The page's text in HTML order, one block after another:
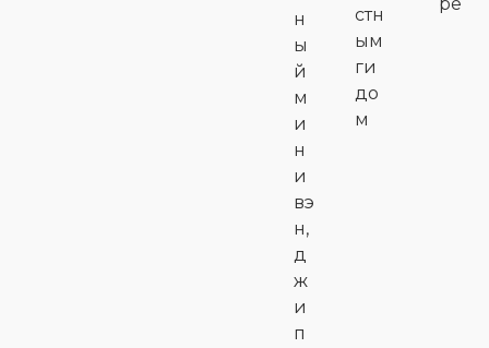
н
ы
й
м
и
н
и
вэ
н,
д
ж
и
п
стн
ым
ги
до
м
ре